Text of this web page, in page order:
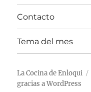
Contacto
Tema del mes
La Cocina de Enloqui
gracias a WordPress